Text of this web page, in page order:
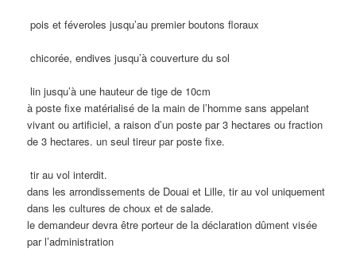
pois et féveroles jusqu’au premier boutons floraux
chicorée, endives jusqu’à couverture du sol
lin jusqu’à une hauteur de tige de 10cm
à poste fixe matérialisé de la main de l’homme sans appelant
vivant ou artificiel, a raison d’un poste par 3 hectares ou fraction
de 3 hectares. un seul tireur par poste fixe.
tir au vol interdit.
dans les arrondissements de Douai et Lille, tir au vol uniquement
dans les cultures de choux et de salade.
le demandeur devra être porteur de la déclaration dûment visée
par l’administration